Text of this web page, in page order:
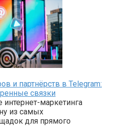
и партнёрств в Telegram:
связки
маркетинга
из самых
для прямого